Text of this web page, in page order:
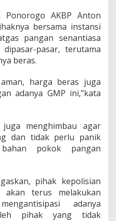
Ponorogo AKBP Anton
bersama instansi
pangan senantiasa
pasar, terutama
beras.
harga beras juga
adanya GMP ini,”kata
menghimbau agar
dan tidak perlu panik
pokok pangan
pihak kepolisian
akan terus melakukan
adanya
pihak yang tidak